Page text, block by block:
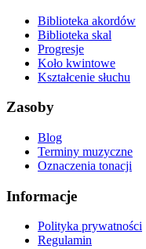
Biblioteka akordów
Biblioteka skal
Progresje
Koło kwintowe
Kształcenie słuchu
Zasoby
Blog
Terminy muzyczne
Oznaczenia tonacji
Informacje
Polityka prywatności
Regulamin